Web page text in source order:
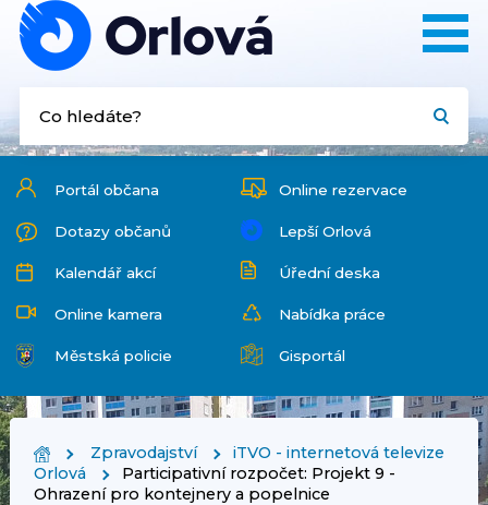
Portál občana Online rezervace
Dotazy občanů Lepší Orlová
Kalendář akcí Úřední deska
Online kamera Nabídka práce
Městská policie Gisportál
Zpravodajství
iTVO - internetová televize
Orlová
Participativní rozpočet: Projekt 9 -
Ohrazení pro kontejnery a popelnice